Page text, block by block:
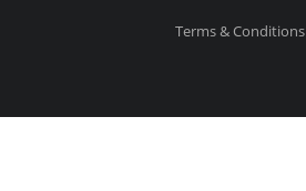
Terms & Conditions